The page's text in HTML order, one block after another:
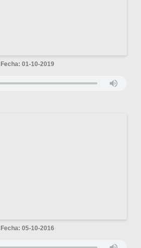
Fecha: 01-10-2019
Fecha: 05-10-2016